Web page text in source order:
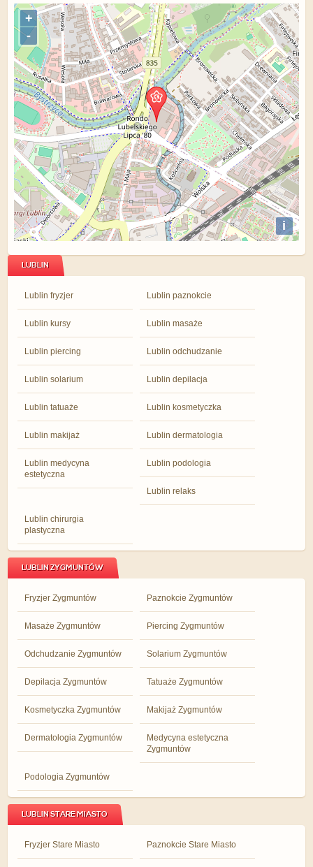
+
-
i
LUBLIN
Lublin fryzjer Lublin paznokcie
Lublin kursy Lublin masaże
Lublin piercing Lublin odchudzanie
Lublin solarium Lublin depilacja
Lublin tatuaże Lublin kosmetyczka
Lublin makijaż Lublin dermatologia
Lublin medycyna
estetyczna
Lublin podologia
Lublin relaks
Lublin chirurgia
plastyczna
LUBLIN ZYGMUNTÓW
Fryzjer Zygmuntów Paznokcie Zygmuntów
Masaże Zygmuntów Piercing Zygmuntów
Odchudzanie Zygmuntów Solarium Zygmuntów
Depilacja Zygmuntów Tatuaże Zygmuntów
Kosmetyczka Zygmuntów Makijaż Zygmuntów
Dermatologia Zygmuntów
Medycyna estetyczna
Zygmuntów
Podologia Zygmuntów
LUBLIN STARE MIASTO
Fryzjer Stare Miasto Paznokcie Stare Miasto